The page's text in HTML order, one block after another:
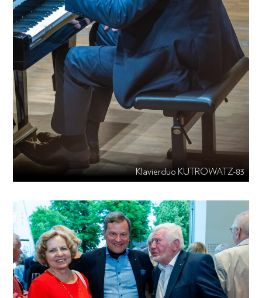
Klavierduo KUTROWATZ-83